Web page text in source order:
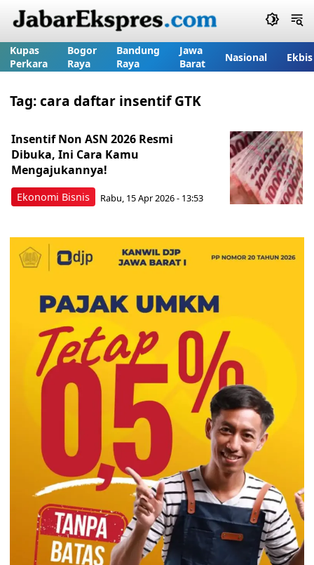
Kupas
Perkara
Bogor
Raya
Bandung
Raya
Jawa
Barat
Nasional Ekbis
Tag:cara daftar insentif GTK
Ekonomi Bisnis
Insentif Non ASN 2026 Resmi
Dibuka, Ini Cara Kamu
Mengajukannya!
Rabu, 15 Apr 2026 - 13:53